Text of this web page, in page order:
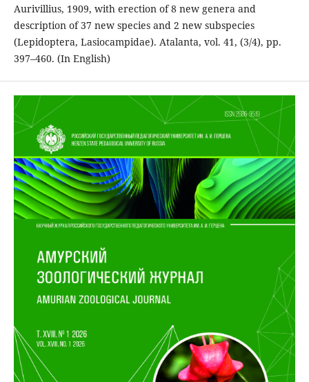
Aurivillius, 1909, with erection of 8 new genera and
description of 37 new species and 2 new subspecies
(Lepidoptera, Lasiocampidae). Atalanta, vol. 41, (3/4), pp.
397–460. (In English)